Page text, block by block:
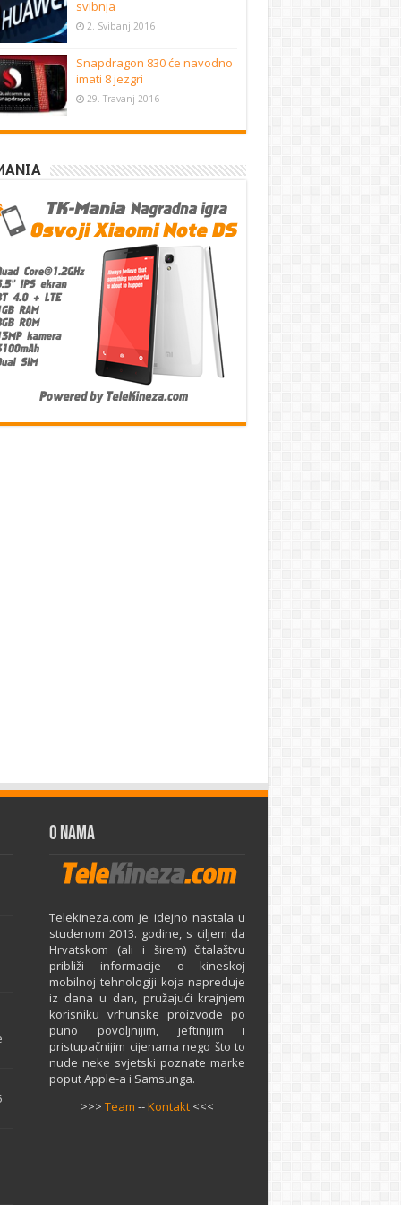
svibnja
2. Svibanj 2016
Snapdragon 830 će navodno
imati 8 jezgri
29. Travanj 2016
O Nama
Telekineza.com je idejno nastala u
studenom 2013. godine, s ciljem da
Hrvatskom (ali i širem) čitalaštvu
približi informacije o kineskoj
mobilnoj tehnologiji koja napreduje
iz dana u dan, pružajući krajnjem
korisniku vrhunske proizvode po
puno povoljnijim, jeftinijim i
pristupačnijim cijenama nego što to
nude neke svjetski poznate marke
poput Apple-a i Samsunga.
>>>Team --Kontakt <<<